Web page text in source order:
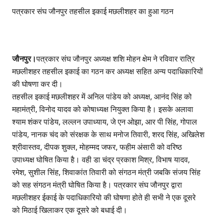
पत्रकार संघ जौनपुर तहसील इकाई मछलीशहर का हुआ गठन
जौनपुर।पत्रकार संघ जौनपुर अध्यक्ष शशि मोहन क्षेम ने रविवार रात्रि
मछलीशहर तहसील इकाई का गठन कर अध्यक्ष सहित अन्य पदाधिकारियों
की घोषणा कर दी।
तहसील इकाई मछलीशहर में अनिल पांडेय को अध्यक्ष, आनंद सिंह को
महामंत्री, विनोद यादव को कोषाध्यक्ष नियुक्त किया है। इसके अलावा
श्याम शंकर पांडेय, लल्लन उपाध्याय, जे एन ओझा, आर पी सिंह, गोपाल
पांडेय, नानक चंद को संरक्षक के साथ मनोज तिवारी, शरद सिंह, अखिलेश
श्रीवास्तव, दीपक शुक्ल, मोहम्मद जफर, फहीम अंसारी को वरिष्ठ
उपाध्यक्ष घोषित किया है। वही डा चंद्र प्रकाश मिश्र, विभाष यादव,
रमेश, सुशील सिंह, शिवाकांत तिवारी को संगठन मंत्री जबकि संजय सिंह
को सह संगठन मंत्री घोषित किया है। पत्रकार संघ जौनपुर द्वारा
मछलीशहर ईकाई के पदाधिकारियो की घोषणा होते ही सभी ने एक दूसरे
को मिठाई खिलाकर एक दूसरे को बधाई दी।